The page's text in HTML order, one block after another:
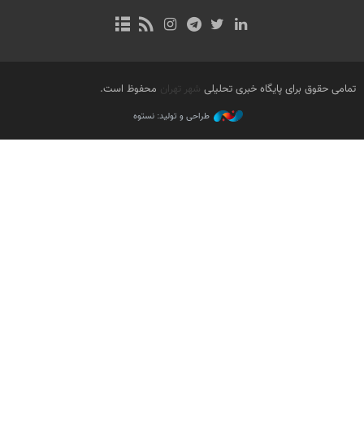
تمامی حقوق برای پایگاه خبری تحلیلی شهر تهران محفوظ است.
طراحی و تولید: نستوه